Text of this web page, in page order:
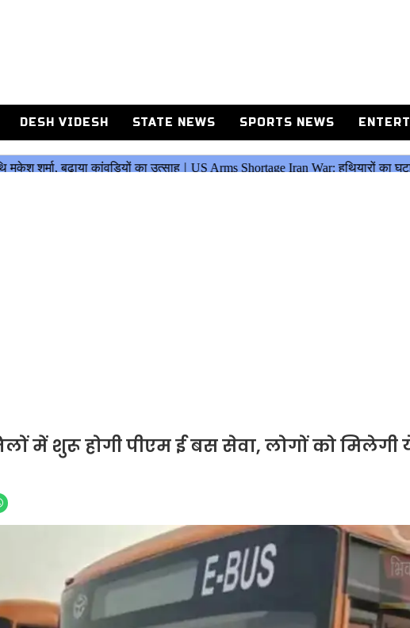
DESH VIDESH STATE NEWS SPORTS NEWS
में शुरू होगी पीएम ई बस सेवा, लोगों को मिलेगी